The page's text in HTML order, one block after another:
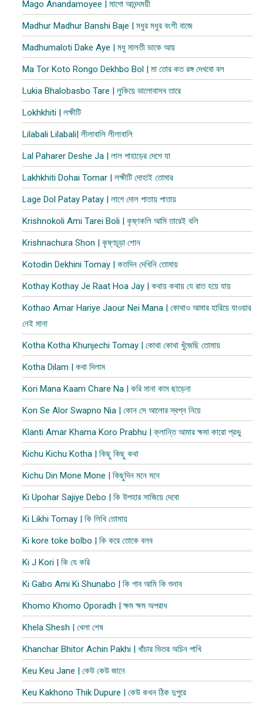
Mago Anandamoyee | মাগো আনন্দময়ী
Madhur Madhur Banshi Baje | মধুর মধুর বংশী বাজে
Madhumaloti Dake Aye | মধু মালতী ডাকে আয়
Ma Tor Koto Rongo Dekhbo Bol | মা তোর কত রঙ্গ দেখবো বল
Lukia Bhalobasbo Tare | লুকিয়ে ভালোবাসব তারে
Lokhkhiti | লক্ষীটি
Lilabali Lilabali| লীলাবালি লীলাবালি
Lal Paharer Deshe Ja | লাল পাহাড়ের দেশে যা
Lakhkhiti Dohai Tomar | লক্ষীটি দোহাই তোমার
Lage Dol Patay Patay | লাগে দোল পাতায় পাতায়
Krishnokoli Ami Tarei Boli | কৃষ্ণকলি আমি তারেই বলি
Krishnachura Shon | কৃষ্ণচূড়া শোন
Kotodin Dekhini Tomay | কতদিন দেখিনি তোমায়
Kothay Kothay Je Raat Hoa Jay | কথায় কথায় যে রাত হয়ে যায়
Kothao Amar Hariye Jaour Nei Mana | কোথাও আমার হারিয়ে যাওয়ার
নেই মানা
Kotha Kotha Khunjechi Tomay | কোথা কোথা খুঁজেছি তোমায়
Kotha Dilam | কথা দিলাম
Kori Mana Kaam Chare Na | করি মানা কাম ছাড়েনা
Kon Se Alor Swapno Nia | কোন সে আলোর স্বপ্ন নিয়ে
Klanti Amar Khama Koro Prabhu | ক্লান্তি আমার ক্ষমা কারো প্রভু
Kichu Kichu Kotha | কিছু কিছু কথা
Kichu Din Mone Mone | কিছুদিন মনে মনে
Ki Upohar Sajiye Debo | কি উপহার সাজিয়ে দেবো
Ki Likhi Tomay | কি লিখি তোমায়
Ki kore toke bolbo | কি করে তোকে বলব
Ki J Kori | কি যে করি
Ki Gabo Ami Ki Shunabo | কি গাব আমি কি শুনাব​
Khomo Khomo Oporadh | ক্ষম ক্ষম অপরাধ
Khela Shesh | খেলা শেষ
Khanchar Bhitor Achin Pakhi | খাঁচার ভিতর অচিন পাখি
Keu Keu Jane | কেউ কেউ জানে
Keu Kakhono Thik Dupure | কেউ কখন ঠিক দুপুরে